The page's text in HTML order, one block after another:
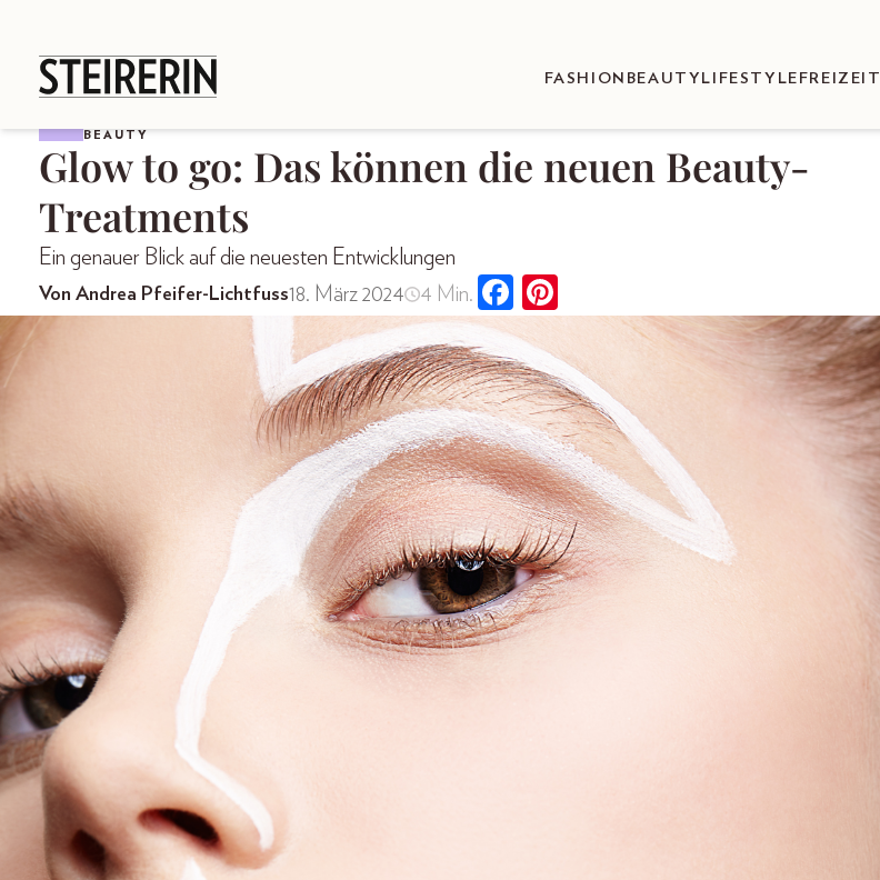
FASHION BEAUTY LIFESTYLE FREIZEIT
BEAUTY
Glow to go: Das können die neuen Beauty-
Treatments
Ein genauer Blick auf die neuesten Entwicklungen
Von Andrea Pfeifer-Lichtfuss18. März 2024 4 Min.